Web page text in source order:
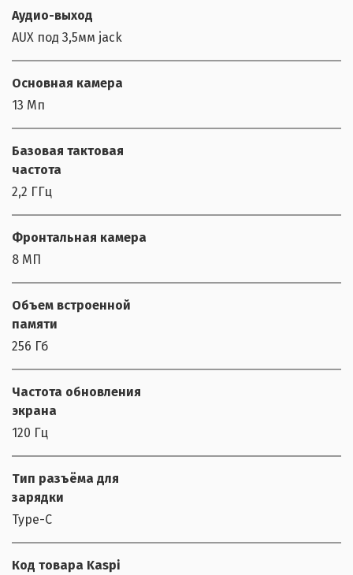
Аудио-выход
AUX под 3,5мм jack
Основная камера
13 Мп
Базовая тактовая
частота
2,2 ГГц
Фронтальная камера
8 МП
Объем встроенной
памяти
256 Гб
Частота обновления
экрана
120 Гц
Тип разъёма для
зарядки
Type-C
Код товара Kaspi